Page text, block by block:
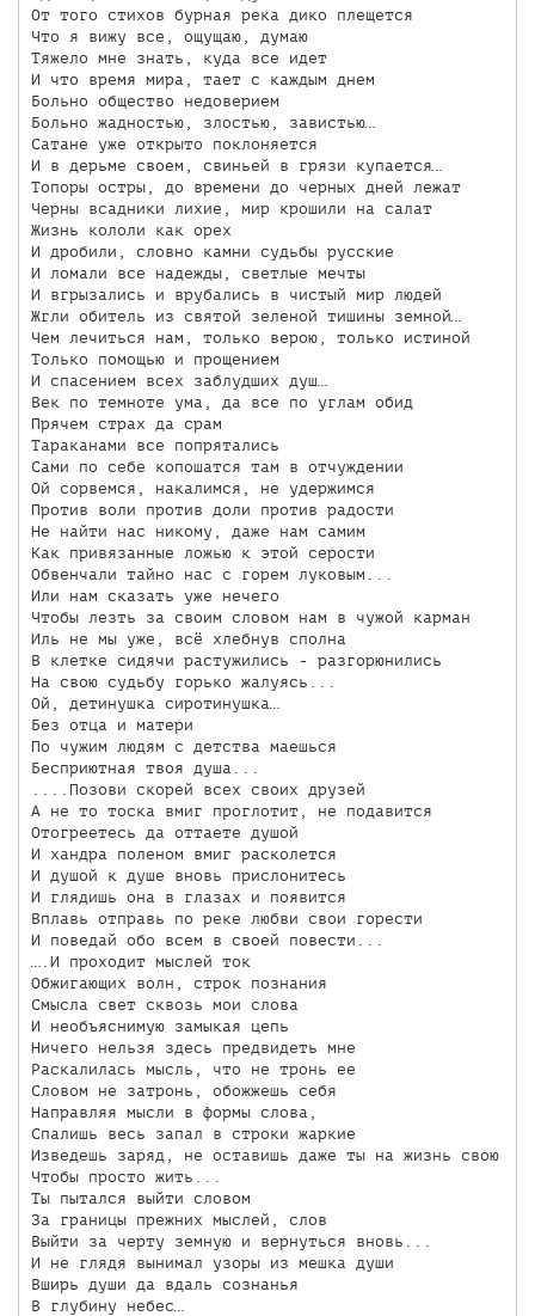
От того стихов бурная река дико плещется
Что я вижу все, ощущаю, думаю
Тяжело мне знать, куда все идет
И что время мира, тает с каждым днем
Больно общество недоверием
Больно жадностью, злостью, завистью…
Сатане уже открыто поклоняется
И в дерьме своем, свиньей в грязи купается…
Топоры остры, до времени до черных дней лежат
Черны всадники лихие, мир крошили на салат
Жизнь кололи как орех
И дробили, словно камни судьбы русские
И ломали все надежды, светлые мечты
И вгрызались и врубались в чистый мир людей
Жгли обитель из святой зеленой тишины земной…
Чем лечиться нам, только верою, только истиной
Только помощью и прощением
И спасением всех заблудших душ…
Век по темноте ума, да все по углам обид
Прячем страх да срам
Тараканами все попрятались
Сами по себе копошатся там в отчуждении
Ой сорвемся, накалимся, не удержимся
Против воли против доли против радости
Не найти нас никому, даже нам самим
Как привязанные ложью к этой серости
Обвенчали тайно нас с горем луковым...
Или нам сказать уже нечего
Чтобы лезть за своим словом нам в чужой карман
Иль не мы уже, всё хлебнув сполна
В клетке сидячи растужились - разгорюнились
На свою судьбу горько жалуясь...
Ой, детинушка сиротинушка…
Без отца и матери
По чужим людям с детства маешься
Бесприютная твоя душа...
....Позови скорей всех своих друзей
А не то тоска вмиг проглотит, не подавится
Отогреетесь да оттаете душой
И хандра поленом вмиг расколется
И душой к душе вновь прислонитесь
И глядишь она в глазах и появится
Вплавь отправь по реке любви свои горести
И поведай обо всем в своей повести...
….И проходит мыслей ток
Обжигающих волн, строк познания
Смысла свет сквозь мои слова
И необъяснимую замыкая цепь
Ничего нельзя здесь предвидеть мне
Раскалилась мысль, что не тронь ее
Словом не затронь, обожжешь себя
Направляя мысли в формы слова,
Спалишь весь запал в строки жаркие
Изведешь заряд, не оставишь даже ты на жизнь свою
Чтобы просто жить...
Ты пытался выйти словом
За границы прежних мыслей, слов
Выйти за черту земную и вернуться вновь...
И не глядя вынимал узоры из мешка души
Вширь души да вдаль сознанья
В глубину небес…